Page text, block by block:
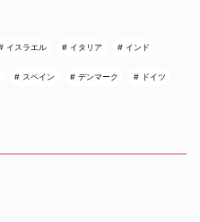
イスラエル イタリア インド
スペイン デンマーク ドイツ